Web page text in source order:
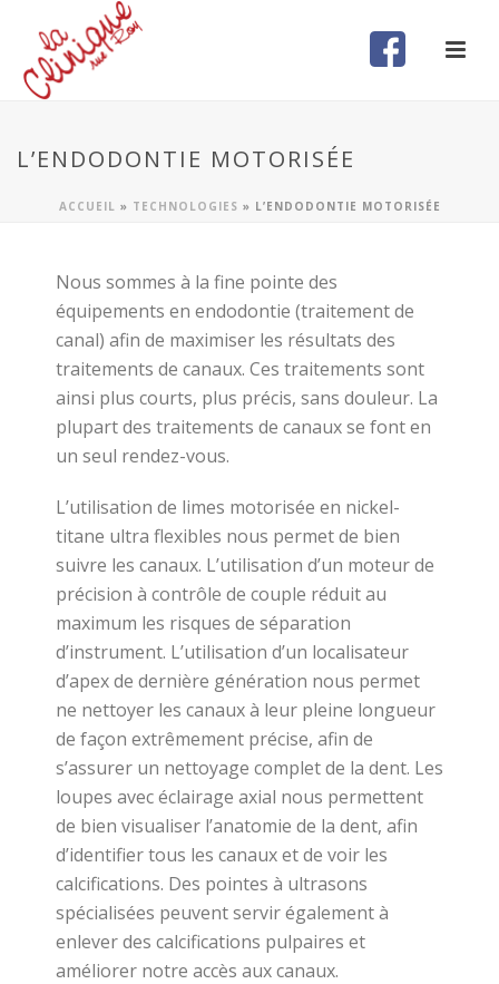
L’ENDODONTIE MOTORISÉE
ACCUEIL » TECHNOLOGIES » L’ENDODONTIE MOTORISÉE
Nous sommes à la fine pointe des
équipements en endodontie (traitement de
canal) afin de maximiser les résultats des
traitements de canaux. Ces traitements sont
ainsi plus courts, plus précis, sans douleur. La
plupart des traitements de canaux se font en
un seul rendez-vous.
L’utilisation de limes motorisée en nickel-
titane ultra flexibles nous permet de bien
suivre les canaux. L’utilisation d’un moteur de
précision à contrôle de couple réduit au
maximum les risques de séparation
d’instrument. L’utilisation d’un localisateur
d’apex de dernière génération nous permet
ne nettoyer les canaux à leur pleine longueur
de façon extrêmement précise, afin de
s’assurer un nettoyage complet de la dent. Les
loupes avec éclairage axial nous permettent
de bien visualiser l’anatomie de la dent, afin
d’identifier tous les canaux et de voir les
calcifications. Des pointes à ultrasons
spécialisées peuvent servir également à
enlever des calcifications pulpaires et
améliorer notre accès aux canaux.